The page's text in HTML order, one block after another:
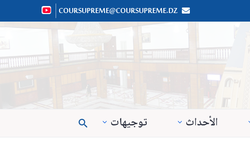


COURSUPREME@COURSUPREME.DZ
الأحداث توجيهات 